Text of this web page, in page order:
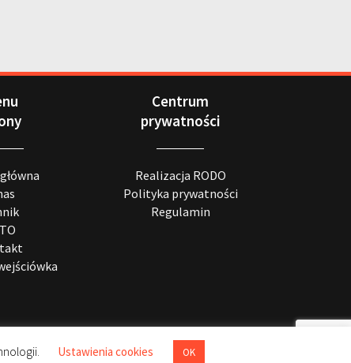
Centrum
prywatności
Realizacja RODO
Polityka prywatności
Regulamin
Ustawienia cookies OK